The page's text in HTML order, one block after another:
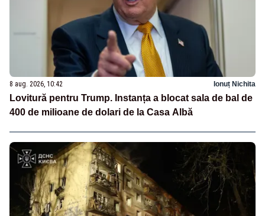
8 aug. 2026, 10:42 Ionuț Nichita
Lovitură pentru Trump. Instanța a blocat sala de bal de
400 de milioane de dolari de la Casa Albă